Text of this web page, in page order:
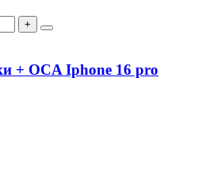
+
+ OCA Iphone 16 pro